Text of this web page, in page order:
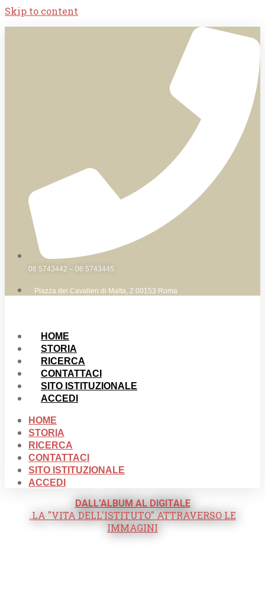
Skip to content
06 5743442 – 06 5743445
Piazza dei Cavalieri di Malta, 2 00153 Roma
HOME
STORIA
RICERCA
CONTATTACI
SITO ISTITUZIONALE
ACCEDI
HOME
STORIA
RICERCA
CONTATTACI
SITO ISTITUZIONALE
ACCEDI
DALL'ALBUM AL DIGITALE
.LA "VITA DELL'ISTITUTO" ATTRAVERSO LE
IMMAGINI